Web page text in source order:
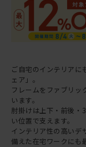
ご自宅のインテリアに
ェア」。
フレームをファブリッ
います。
肘掛けは上下・前後・
い位置で支えます。
インテリア性の高いデ
備えた在宅ワークにも